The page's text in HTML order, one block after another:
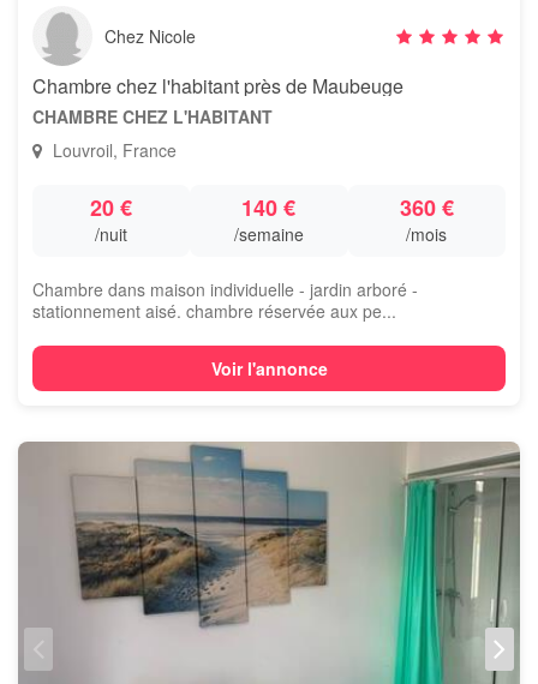
Chez Nicole
Chambre chez l'habitant près de Maubeuge
CHAMBRE CHEZ L'HABITANT
Louvroil, France
20 €
/nuit
140 €
/semaine
360 €
/mois
Chambre dans maison individuelle - jardin arboré -
stationnement aisé. chambre réservée aux pe...
Voir l'annonce